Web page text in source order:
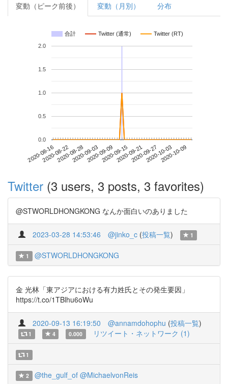
変動（ピーク前後） 変動（月別） 分布
合計 Twitter (通常) Twitter (RT)
2020-08-162020-08-222020-08-282020-09-032020-09-092020-09-152020-09-212020-09-272020-10-032020-10-09
0.0
0.5
1.0
1.5
2.0
Twitter (3 users, 3 posts, 3 favorites)
@STWORLDHONGKONG なんか面白いのありました
2023-03-28 14:53:46 @jinko_c (投稿一覧) 1
1 @STWORLDHONGKONG
金 光林「東アジアにおける有力姓氏とその発生要因」
https://t.co/1TBlhu6oWu
2020-09-13 16:19:50 @annamdohophu (投稿一覧)
1 4 0.000 リツイート・ネットワーク (1)
1
2 @the_gulf_of @MichaelvonReis